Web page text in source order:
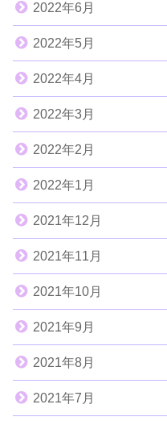
2022年6月
2022年5月
2022年4月
2022年3月
2022年2月
2022年1月
2021年12月
2021年11月
2021年10月
2021年9月
2021年8月
2021年7月